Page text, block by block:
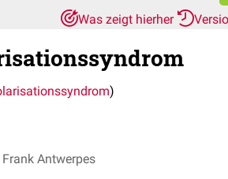
Was zeigt hierher
)
Frank Antwerpes